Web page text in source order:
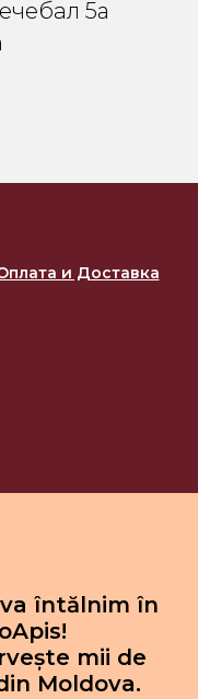
5a
и Доставка
întălnim în
mii de
Moldova.